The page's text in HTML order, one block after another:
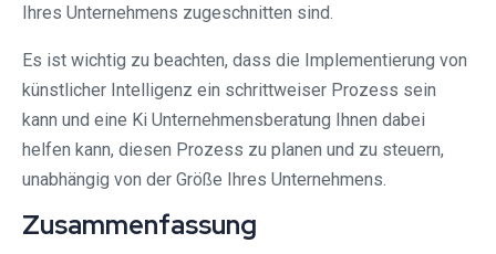
Ihres Unternehmens zugeschnitten sind.
Es ist wichtig zu beachten, dass die Implementierung von
künstlicher Intelligenz ein schrittweiser Prozess sein
kann und eine Ki Unternehmensberatung Ihnen dabei
helfen kann, diesen Prozess zu planen und zu steuern,
unabhängig von der Größe Ihres Unternehmens.
Zusammenfassung